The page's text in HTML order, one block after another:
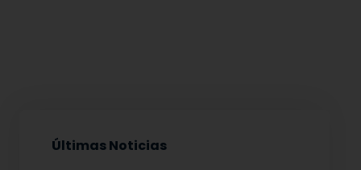
Últimas Noticias